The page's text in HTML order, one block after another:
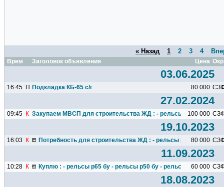
« Назад 1 2 3 4
Время Заголовок объявления Цена
03.06.2025
16:45 П Подкладка КБ-65 с/г 80 000
27.02.2024
09:45 К Закупаем МВСП для строительства ЖД : - рельсы р65 12,5м...
100 000
19.10.2023
16:03 К Потребность для строительства ЖД : - рельсы р65 12,5м...
80 000
11.09.2023
10:28 К Куплю : - рельсы р65 бу - рельсы р50 бу - рельсы р43 бу ...
60 000
18.08.2023